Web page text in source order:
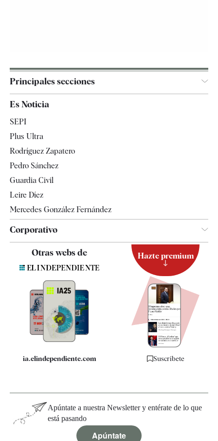
Principales secciones
Televisión
Es Noticia
SEPI
Plus Ultra
Rodríguez Zapatero
Pedro Sánchez
Guardia Civil
Leire Díez
Mercedes González Fernández
Corporativo
Quiénes somos
Especificaciones
Otras webs de
ia.elindependiente.com
Hazte premium
Suscríbete
Apúntate a nuestra Newsletter y entérate de lo que
está pasando
Apúntate